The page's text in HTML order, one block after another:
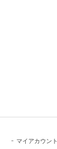
マイアカウント